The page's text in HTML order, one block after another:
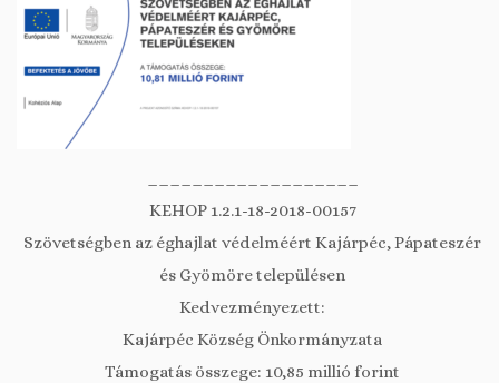
KEHOP 1.2.1-18-2018-00157
Szövetségben az éghajlat védelméért Kajárpéc, Pápateszér
és Gyömöre településen
Kedvezményezett:
Kajárpéc Község Önkormányzata
Támogatás összege: 10,85 millió forint